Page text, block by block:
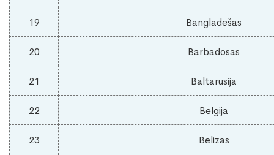
19 Bangladešas
20 Barbadosas
21 Baltarusija
22 Belgija
23 Belizas